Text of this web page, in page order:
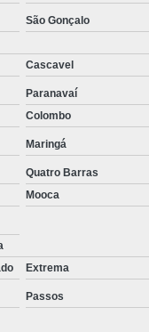
Empresa de
Empresa
Empresa
Empresa
Empresa
Empresa
Empresa de
Empresa de
Empresa
Empresa de
São Gonçalo
Cascavel
Paranavaí
Colombo
Maringá
Quatro Barras
Mooca
Extrema
Passos